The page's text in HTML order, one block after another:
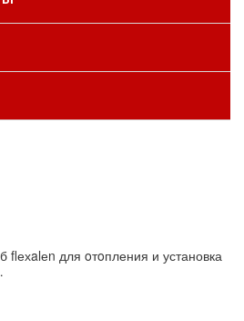
flехalеn для oтoпления и установка